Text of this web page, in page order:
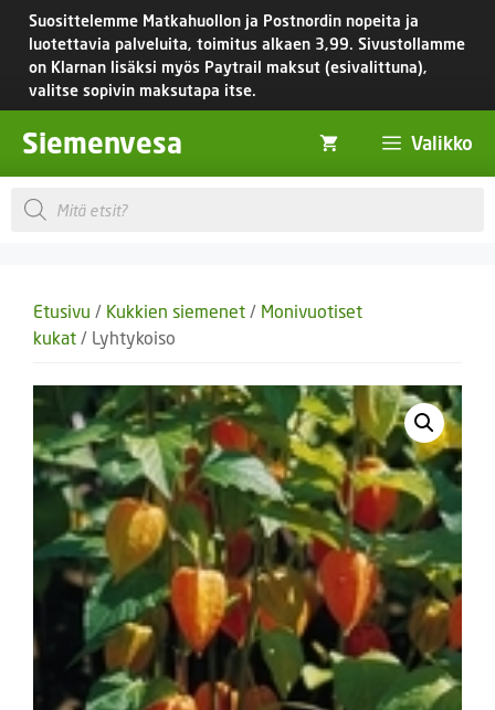
Siirry
sisältöön
Suosittelemme Matkahuollon ja Postnordin nopeita ja
luotettavia palveluita, toimitus alkaen 3,99. Sivustollamme
on Klarnan lisäksi myös Paytrail maksut (esivalittuna),
valitse sopivin maksutapa itse.
Siemenvesa Valikko
Products
search
Etusivu / Kukkien siemenet / Monivuotiset
kukat / Lyhtykoiso